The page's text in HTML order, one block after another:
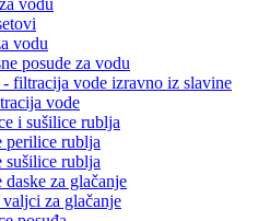
vodu
vodu
posude za vodu
filtracija vode izravno iz slavine
vode
i sušilice rublja
perilice rublja
sušilice rublja
daske za glačanje
za glačanje